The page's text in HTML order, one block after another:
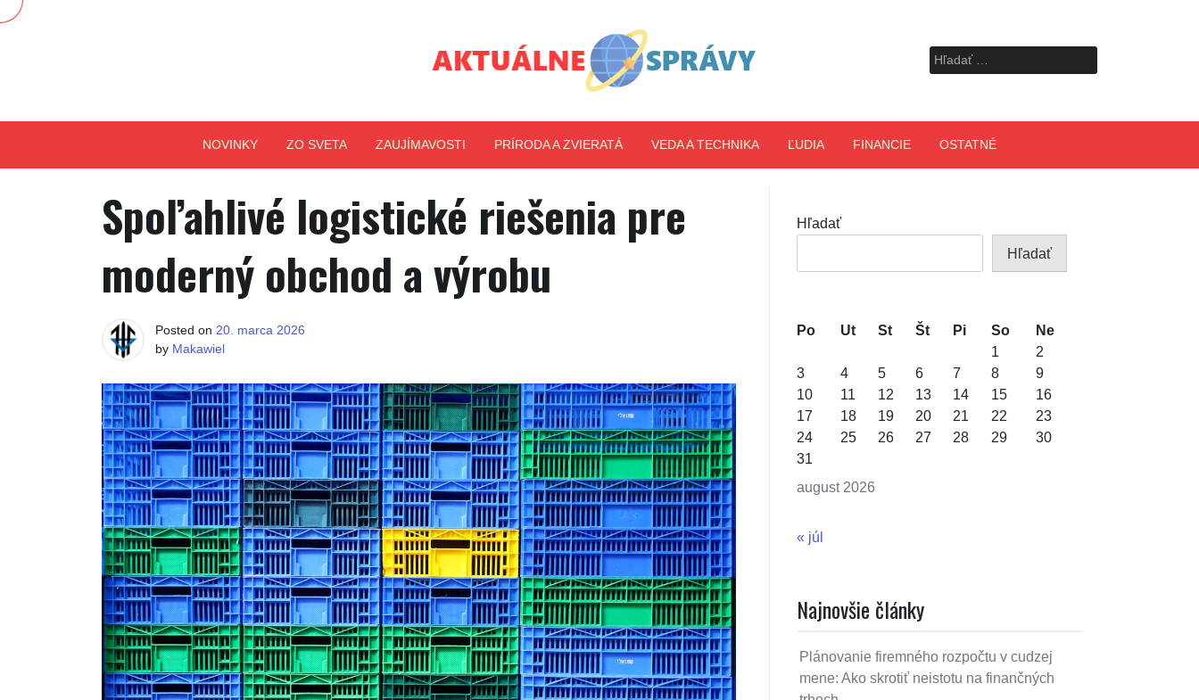
Skip
Aktuálne správy
Hľadať:
NOVINKY ZO SVETA ZAUJÍMAVOSTI PRÍRODA A ZVIERATÁ VEDA A TECHNIKA ĽUDIA FINANCIE OSTATNÉ
Spoľahlivé logistické riešenia pre
moderný obchod a výrobu
Posted on 20. marca 2026
by Makawiel
Hľadať
Hľadať
august 2026
Po Ut St Št Pi So
Ne
1
2
3
4 5 6 7 8
9
10
11 12 13 14 15
16
17
18 19 20 21 22
23
24
25 26 27 28 29
30
31
« júl
Najnovšie články
Plánovanie firemného rozpočtu v cudzej
mene: Ako skrotiť neistotu na finančných